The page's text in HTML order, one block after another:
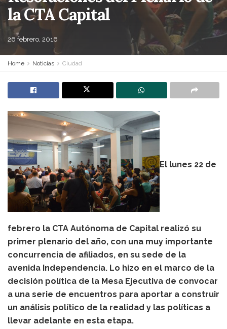
la CTA Capital
26 febrero, 2016
Home Noticias Ciudad
El lunes 22 de
febrero la CTA Autónoma de Capital realizó su
primer plenario del año, con una muy importante
concurrencia de afiliados, en su sede de la
avenida Independencia. Lo hizo en el marco de la
decisión política de la Mesa Ejecutiva de convocar
a una serie de encuentros para aportar a construir
un análisis político de la realidad y las políticas a
llevar adelante en esta etapa.